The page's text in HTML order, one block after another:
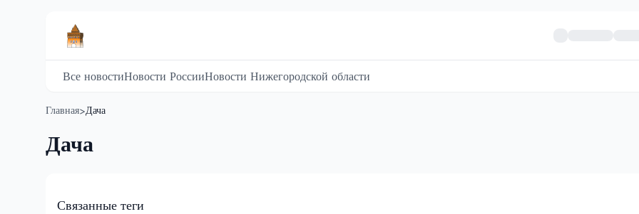
Все новостиНовости РоссииНовости Нижегородской области
Главная>Дача
Дача
Связанные теги